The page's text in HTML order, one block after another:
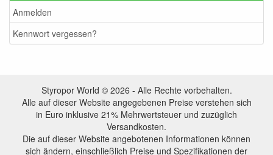
Anmelden
Kennwort vergessen?
Styropor World © 2026 - Alle Rechte vorbehalten.
Alle auf dieser Website angegebenen Preise verstehen sich
in Euro inklusive 21% Mehrwertsteuer und zuzüglich
Versandkosten.
Die auf dieser Website angebotenen Informationen können
sich ändern, einschließlich Preise und Spezifikationen der